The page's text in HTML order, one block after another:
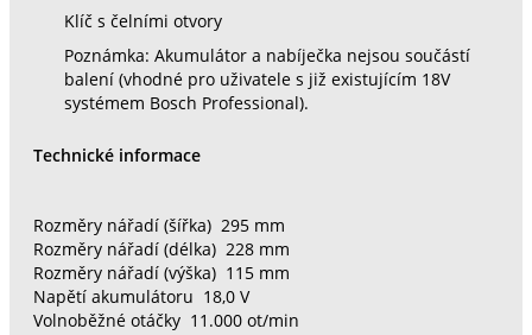
Klíč s čelními otvory
Poznámka: Akumulátor a nabíječka nejsou součástí
balení (vhodné pro uživatele s již existujícím 18V
systémem Bosch Professional).
Technické informace
Rozměry nářadí (šířka) 295 mm
Rozměry nářadí (délka) 228 mm
Rozměry nářadí (výška) 115 mm
Napětí akumulátoru 18,0 V
Volnoběžné otáčky 11.000 ot/min